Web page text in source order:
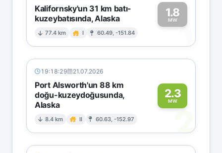
Kalifornsky'un 31 km batı-
kuzeybatısında, Alaska
77.4 km I 60.49, -151.84
1.8
MW1
19:18:29 21.07.2026
Port Alsworth'un 88 km
doğu-kuzeydoğusunda,
Alaska
8.4 km II 60.63, -152.97
2.3
MW
2